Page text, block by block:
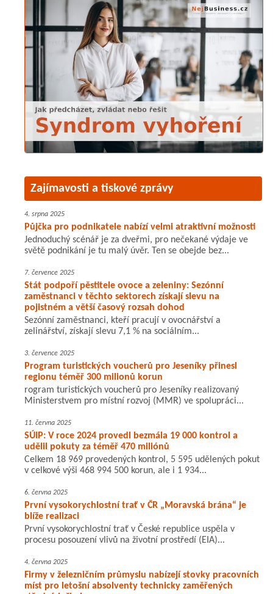
Zajímavosti a tiskové zprávy
4. srpna 2025
Půjčka pro podnikatele nabízí velmi atraktivní možnosti
Jednoduchý scénář je za dveřmi, pro nečekané výdaje ve
světě podnikání je tu malý úvěr. Ten se obejde bez...
7. července 2025
Stát podpoří pěstitele ovoce a zeleniny: Sezónní
zaměstnanci v těchto sektorech získají slevu na
pojistném a větší časový rozsah dohod
Sezónní zaměstnanci, kteří pracují v ovocnářství a
zelinářství, získají slevu 7,1 % na sociálním...
3. července 2025
Program turistických voucherů pro Jeseníky přinesl
regionu téměř 300 milionů korun
rogram turistických voucherů pro Jeseníky realizovaný
Ministerstvem pro místní rozvoj (MMR) ve spolupráci...
11. června 2025
SÚIP: V roce 2024 provedl bezmála 19 000 kontrol a
udělil pokuty za téměř 470 miliónů
Celkem 18 969 provedených kontrol, 5 595 udělených pokut
v celkové výši 468 994 500 korun, ale i 1 934...
6. června 2025
První vysokorychlostní trať v ČR „Moravská brána“ je
blíže realizaci
První vysokorychlostní trať v České republice uspěla v
procesu posouzení vlivů na životní prostředí (EIA)...
4. června 2025
Firmy v železničním průmyslu nabízejí stovky pracovních
míst pro letošní absolventy technicky zaměřených